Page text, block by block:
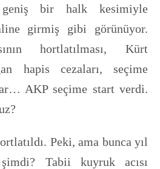
bir halk kesimiyle
girmiş gibi görünüyor.
hortlatılması, Kürt
hapis cezaları, seçime
AKP seçime start verdi.
Peki, ama bunca yıl
Tabii kuyruk acısı